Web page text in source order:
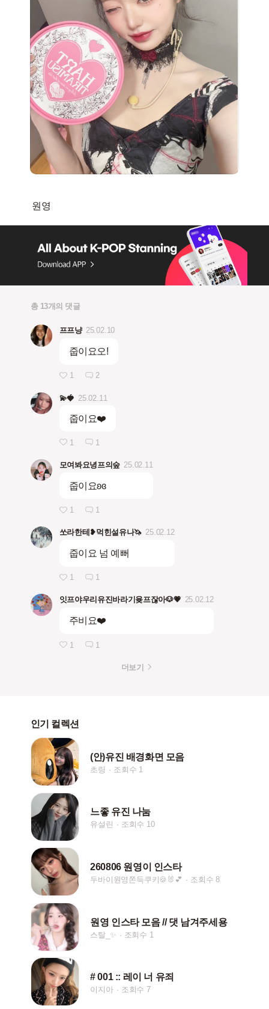
총 13개의 댓글
프프냥 25.02.10
줍이요오!
1 2
💫🍓 25.02.11
줍이요❤️
1 1
모여봐요녕프의숲 25.02.11
줍이요ʚɞ
1 1
쏘라한테❥먹힌설유나🦄 25.02.12
줍이요 넘 예뻐
1 1
잇프야우리유진바라기윶프잖아🐶💗 25.02.12
주비요❤️
1 1
더보기
인기 컬렉션
(안)유진 배경화면 모음
초링 조회수 1
느좋 유진 나눔
유설린 조회수 10
260806 원영이 인스타
두바이원영쫀득쿠키🍪🐰💕 조회수 8
원영 인스타 모음 // 댓 남겨주세용
스탈_✨ 조회수 1
# 001 :: 레이 너 유죄
이지아 조회수 7